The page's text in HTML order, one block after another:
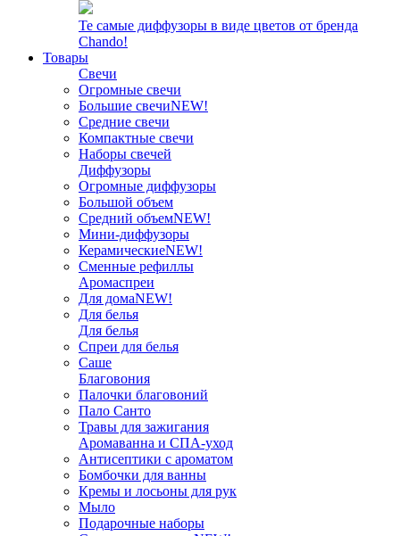
Те самые диффузоры в виде цветов от бренда
Chando!
Товары
Свечи
Огромные свечи
Большие свечиNEW!
Средние свечи
Компактные свечи
Наборы свечей
Диффузоры
Огромные диффузоры
Большой объем
Средний объемNEW!
Мини-диффузоры
КерамическиеNEW!
Сменные рефиллы
Аромаспреи
Для домаNEW!
Для белья
Для белья
Спреи для белья
Саше
Благовония
Палочки благовоний
Пало Санто
Травы для зажигания
Аромаванна и СПА-уход
Антисептики с ароматом
Бомбочки для ванны
Кремы и лосьоны для рук
Мыло
Подарочные наборы